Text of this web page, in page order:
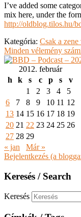
I’ve added some
mix here, under the
http://oldblog.tilos.hu/
Kategória: Csak a
Minden vélemény
2012. február
h
k s c p s
v
1
2 3 4
5
6
7 8 9 10 11 12
13 14 15 16 17 18 19
20 21 22 23 24 25 26
27 28 29
« jan
Már »
Bejelentkezés (a
Keresés / Search
Keresés